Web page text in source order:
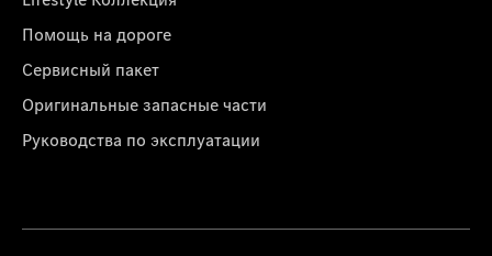
Помощь на дороге
Сервисный пакет
Оригинальные запасные части
Руководства по эксплуатации